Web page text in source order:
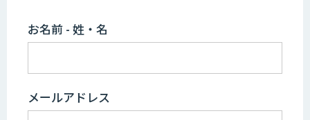
お名前 - 姓・名
メールアドレス